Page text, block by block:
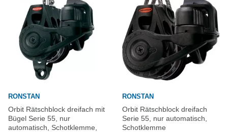
RONSTAN
Orbit Rätschblock dreifach mit
Bügel Serie 55, nur
automatisch, Schotklemme,
RONSTAN
Orbit Rätschblock dreifach
Serie 55, nur automatisch,
Schotklemme